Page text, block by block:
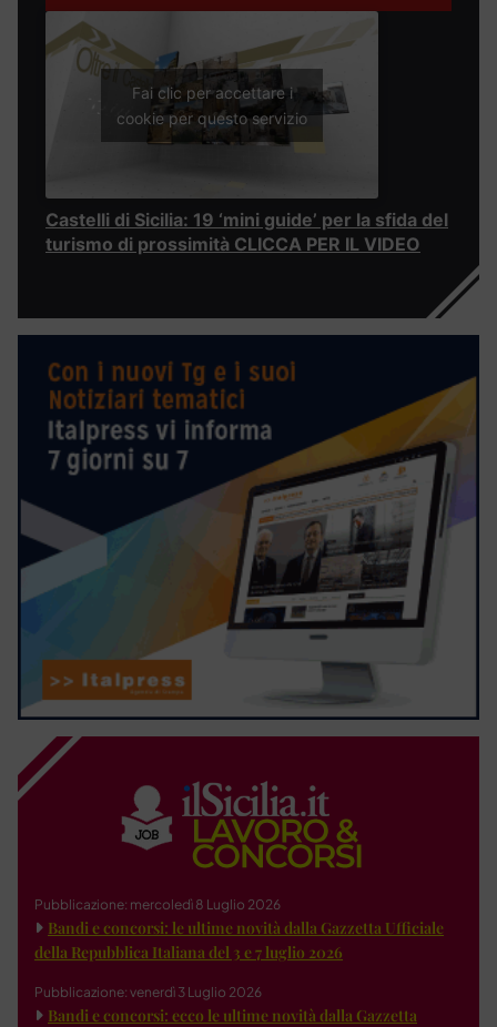
Fai clic per accettare i
cookie per questo servizio
Castelli di Sicilia: 19 ‘mini guide’ per la sfida del
turismo di prossimità CLICCA PER IL VIDEO
Pubblicazione: mercoledì 8 Luglio 2026
Bandi e concorsi: le ultime novità dalla Gazzetta Ufficiale
della Repubblica Italiana del 3 e 7 luglio 2026
Pubblicazione: venerdì 3 Luglio 2026
Bandi e concorsi: ecco le ultime novità dalla Gazzetta